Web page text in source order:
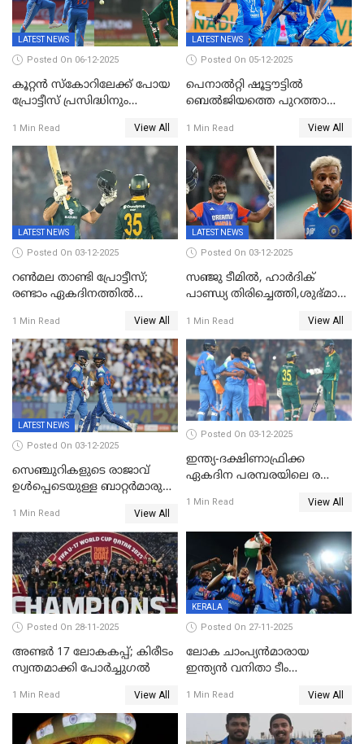
LATEST NEWS
Posted On 06-12-2025
കൂറ്റൻ സ്കോറിലേക്ക് പോയ
പ്രോട്ടീസ് പ്രസിദ്ധിനും
അടിതെറ്റി, ഇന്ത്യക്ക് 271
റണ്‍സ് വിജയലക്ഷ്യം
1 Min Read View All
LATEST NEWS
Posted On 05-12-2025
പെനാൽറ്റി ഷൂട്ടൗട്ടിൽ
ബെൽജിയത്തെ പുറത്താക്കി;
ലോകകപ്പിൽ ഇന്ത്യ
സെമിയിൽ
1 Min Read View All
LATEST NEWS
Posted On 03-12-2025
റണ്‍മല താണ്ടി പ്രോട്ടീസ്;
രണ്ടാം ഏകദിനത്തില്‍
ഒപ്പത്തിനൊപ്പം
1 Min Read View All
LATEST NEWS
Posted On 03-12-2025
സഞ്ജു ടീമില്‍, ഹാര്‍ദിക്
പാണ്ഡ്യ തിരിച്ചെത്തി,​ശുഭ്മാൻ
ഇല്ല;
ദക്ഷിണാഫ്രിക്കയ്‌ക്കെതിരായ
ടി20 പരമ്പരയ്ക്കുള്ള ഇന്ത്യന്‍
ടീമിനെ പ്രഖ്യാപിച്ചു
1 Min Read View All
LATEST NEWS
Posted On 03-12-2025
സെഞ്ചുറികളുടെ രാജാവ്
ഉൾപ്പെടെയുള്ള ബാറ്റർമാരുടെ
ഇന്ത്യയ്ക്ക് 358 റൺസ്
1 Min Read View All
Posted On 03-12-2025
ഇന്ത്യ-ദക്ഷിണാഫ്രിക്ക
ഏകദിന പരമ്പരയിലെ രണ്ടാം
1 Min Read View All
Posted On 28-11-2025
അണ്ടര്‍ 17 ലോകകപ്പ്; കിരീടം
സ്വന്തമാക്കി പോര്‍ച്ചുഗല്‍
1 Min Read View All
KERALA
Posted On 27-11-2025
ലോക ചാംപ്യൻമാരായ
ഇന്ത്യൻ വനിതാ ടീം
മത്സരങ്ങൾ ​ഗ്രീൻഫീൽഡിൽ
1 Min Read View All